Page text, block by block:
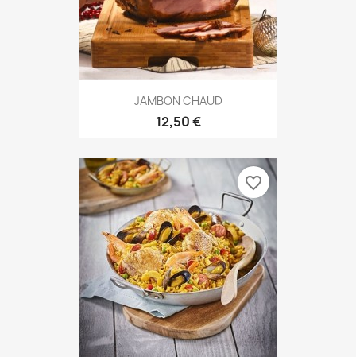
JAMBON CHAUD
12,50 €
favorite_border